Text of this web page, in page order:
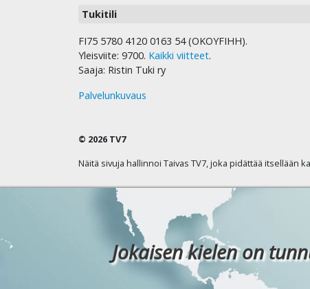
Tukitili
FI75 5780 4120 0163 54 (OKOYFIHH).
Yleisviite: 9700. Kaikki viitteet.
Saaja: Ristin Tuki ry
Palvelunkuvaus
© 2026 TV7
Näitä sivuja hallinnoi Taivas TV7, joka pidättää
Jokaisen kielen on